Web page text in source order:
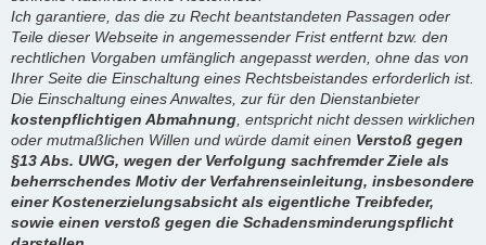
Ich garantiere, das die zu Recht beantstandeten Passagen oder
Teile dieser Webseite in angemessender Frist entfernt bzw. den
rechtlichen Vorgaben umfänglich angepasst werden, ohne das von
Ihrer Seite die Einschaltung eines Rechtsbeistandes erforderlich ist.
Die Einschaltung eines Anwaltes, zur für den Dienstanbieter
kostenpflichtigen Abmahnung , entspricht nicht dessen wirklichen
oder mutmaßlichen Willen und würde damit einen Verstoß gegen
§13 Abs. UWG, wegen der Verfolgung sachfremder Ziele als
beherrschendes Motiv der Verfahrenseinleitung, insbesondere
einer Kostenerzielungsabsicht als eigentliche Treibfeder,
sowie einen verstoß gegen die Schadensminderungspflicht